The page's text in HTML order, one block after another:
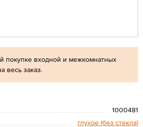
покупке входной и межкомнатных
весь заказ.
1000481
глухое (без стекла)